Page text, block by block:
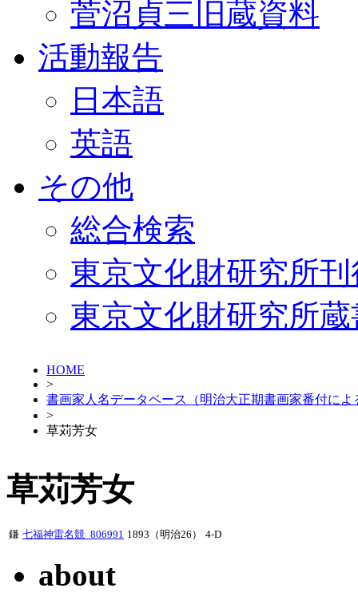
菅沼貞三旧蔵資料
活動報告
日本語
英語
その他
総合検索
東京文化財研究所
東京文化財研究所
HOME
>
書画家人名データベース（明治大正期書画家番付によ
>
草苅芳女
草苅芳女
鎌 七福神雷名競_806991 1893（明治26） 4-D
about